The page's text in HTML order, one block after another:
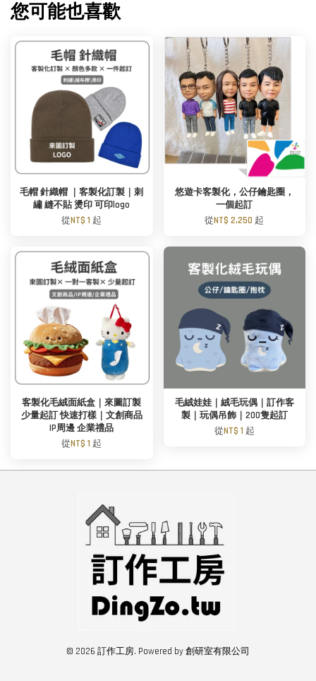
您可能也喜歡
毛帽 針織帽 ｜客製化訂製｜刺
繡 縫不貼 燙印 可印logo
從NT$ 1 起
悠遊卡客製化，公仔鑰匙圈，
一個起訂
從NT$ 2,250 起
客製化毛絨面紙盒｜來圖訂製
少量起訂 快速打樣｜文創商品
IP周邊 企業禮品
從NT$ 1 起
毛絨娃娃｜絨毛玩偶｜訂作客
製｜玩偶吊飾｜200隻起訂
從NT$ 1 起
© 2026 訂作工房. Powered by 創研室有限公司